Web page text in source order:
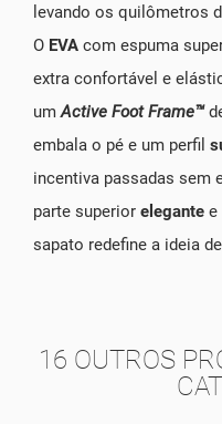
levando os quilômetros
O EVA com espuma
extra confortável e
um Active Foot Frame™
embala o pé e um perfil
incentiva passadas sem
parte superior elegante e
sapato redefine a ideia
16 OUTROS